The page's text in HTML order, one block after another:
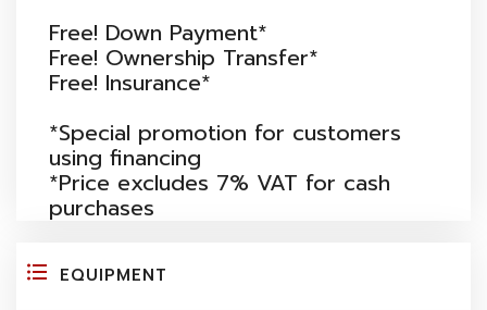
Free! Down Payment*
Free! Ownership Transfer*
Free! Insurance*
*Special promotion for customers
using financing
*Price excludes 7% VAT for cash
purchases
EQUIPMENT